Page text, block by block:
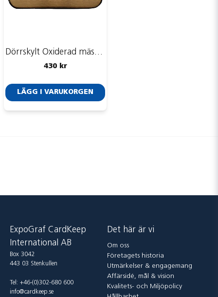
Skicka fråga
Dörrskylt Oxiderad mässing | 140x70mm
430 kr
LÄGG I VARUKORGEN
ExpoGraf CardKeep
International AB
Box 3042
443 03 Stenkullen
Tel: +46-(0)302-680 600
info@cardkeep.se
Det här är vi
Om oss
Företagets historia
Utmärkelser & engagemang
Affärsidé, mål & vision
Kvalitets- och Miljöpolicy